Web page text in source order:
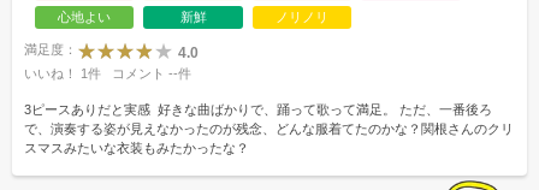
心地よい
新鮮 ノリノリ
満足度： 4.0
いいね！ 1件 コメント --件
3ピースありだと実感 ️ 好きな曲ばかりで、踊って歌って満足。 ただ、一番後ろ
で、演奏する姿が見えなかったのが残念、どんな服着てたのかな？関根さんのクリ
スマスみたいな衣装もみたかったな？